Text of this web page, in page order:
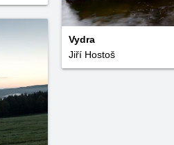
Vydra
Jiří Hostoš